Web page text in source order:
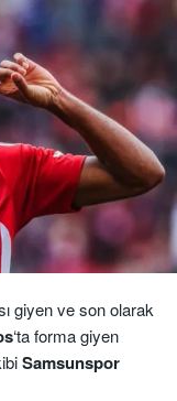
giyen ve son olarak
‘ta forma giyen
Samsunspor